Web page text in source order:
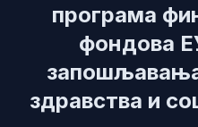
програма
фондова
здравства и